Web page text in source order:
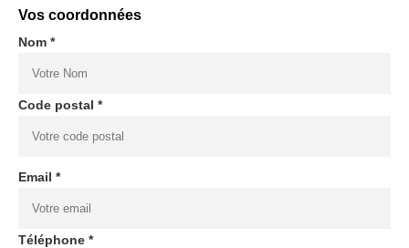
Vos coordonnées
Nom *
Code postal *
Email *
Téléphone *